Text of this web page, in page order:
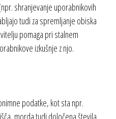
shranjevanje uporabnikovih
tudi za spremljanje obiska
pomaga pri stalnem
izkušnje z njo.
podatke, kot sta npr.
morda tudi določena števila.